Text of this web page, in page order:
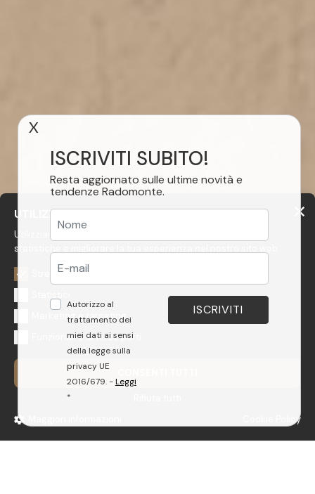
X
ISCRIVITI SUBITO!
Resta aggiornato sulle ultime novità e
tendenze Radomonte.
Autorizzo al
trattamento dei
miei dati ai sensi
della legge sulla
privacy UE
2016/679. -Leggi
*
UTILIZZIAMO COOKIE
Utilizziamo cookie per personalizzare i contenuti, avere
statistiche e migliorare la tua esperienza nel nostro sito web.
Strettamente necessari
Marketing e targeting
Funzionali e di terze parti
Cookie Policy